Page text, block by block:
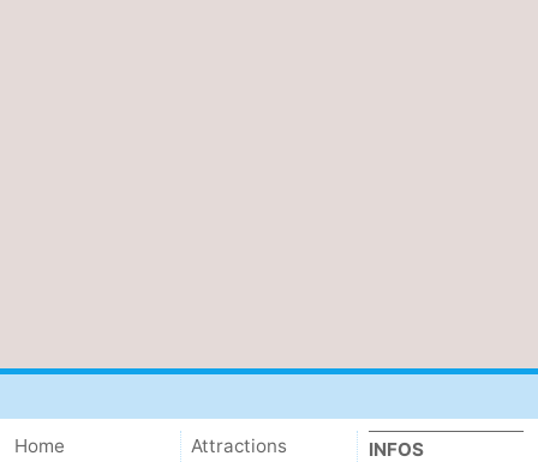
Sportive
Equitation
-
Promenade
Observation
Home
Attractions
INFOS